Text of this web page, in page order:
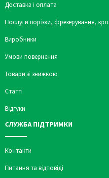
Доставка і оплата
Послуги порізки, фрезерування,
Виробники
Умови повернення
Товари зі знижкою
Статті
Відгуки
СЛУЖБА ПІДТРИМКИ
Контакти
Питання та відповіді